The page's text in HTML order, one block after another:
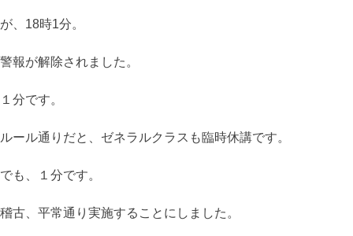
が、18時1分。
警報が解除されました。
１分です。
ルール通りだと、ゼネラルクラスも臨時休講です。
でも、１分です。
稽古、平常通り実施することにしました。